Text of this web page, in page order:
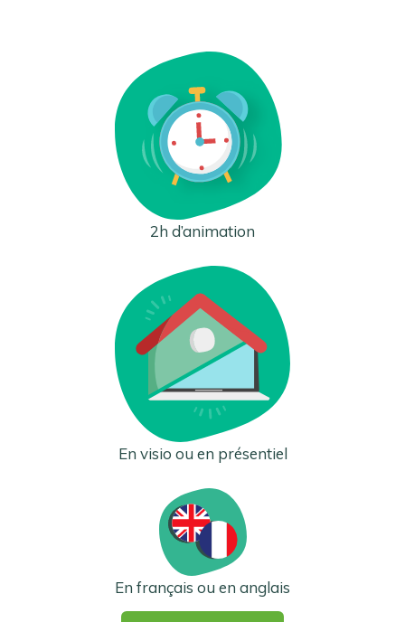
2h d’animation
En visio ou en présentiel
En français ou en anglais